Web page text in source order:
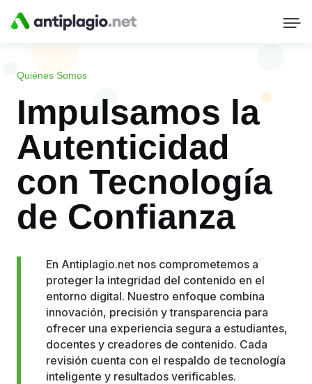
Quiénes Somos
Impulsamos la
Autenticidad
con Tecnología
de Confianza
En Antiplagio.net nos comprometemos a
proteger la integridad del contenido en el
entorno digital. Nuestro enfoque combina
innovación, precisión y transparencia para
ofrecer una experiencia segura a estudiantes,
docentes y creadores de contenido. Cada
revisión cuenta con el respaldo de tecnología
inteligente y resultados verificables.